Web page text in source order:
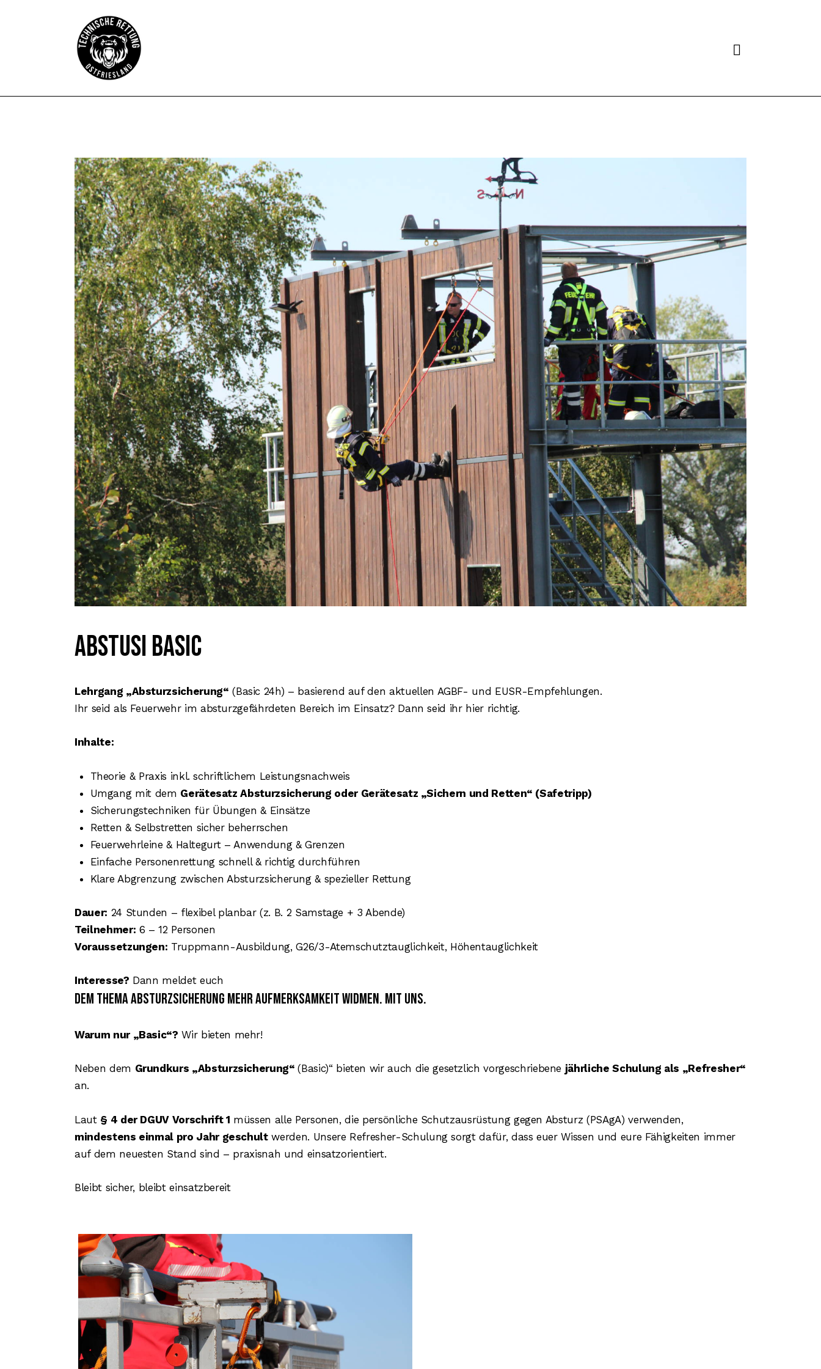
AbStuSi Basic
Lehrgang „Absturzsicherung“ (Basic 24h) – basierend auf den aktuellen AGBF- und EUSR-Empfehlungen.
Ihr seid als Feuerwehr im absturzgefährdeten Bereich im Einsatz? Dann seid ihr hier richtig.
Inhalte:
Theorie & Praxis inkl. schriftlichem Leistungsnachweis
Umgang mit dem Gerätesatz Absturzsicherung oder Gerätesatz „Sichern und Retten“ (Safetripp)
Sicherungstechniken für Übungen & Einsätze
Retten & Selbstretten sicher beherrschen
Feuerwehrleine & Haltegurt – Anwendung & Grenzen
Einfache Personenrettung schnell & richtig durchführen
Klare Abgrenzung zwischen Absturzsicherung & spezieller Rettung
Dauer: 24 Stunden – flexibel planbar (z. B. 2 Samstage + 3 Abende)
Teilnehmer: 6 – 12 Personen
Voraussetzungen: Truppmann-Ausbildung, G26/3-Atemschutztauglichkeit, Höhentauglichkeit
Interesse? Dann meldet euch
dem Thema Absturzsicherung mehr Aufmerksamkeit widmen. Mit uns.
Warum nur „Basic“? Wir bieten mehr!
Neben dem Grundkurs „Absturzsicherung“(Basic)“ bieten wir auch die gesetzlich vorgeschriebene jährliche Schulung als „Refresher“
an.
Laut § 4 der DGUV Vorschrift 1 müssen alle Personen, die persönliche Schutzausrüstung gegen Absturz (PSAgA) verwenden,
mindestens einmal pro Jahr geschultwerden. Unsere Refresher-Schulung sorgt dafür, dass euer Wissen und eure Fähigkeiten immer
auf dem neuesten Stand sind – praxisnah und einsatzorientiert.
Bleibt sicher, bleibt einsatzbereit